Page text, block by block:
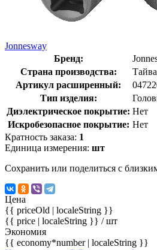
Jonnesway
Бренд:
Страна производства:
Артикул расширенный:
Тип изделия:
Диэлектрическое покрытие: Нет
Искробезопасное покрытие: Нет
Кратность заказа: 1
Единица измерения: шт
Сохранить или поделиться с
Цена
{{ priceOld | localeString }}
{{ price | localeString }} / шт
Экономия
{{ economy*number | localeString }}